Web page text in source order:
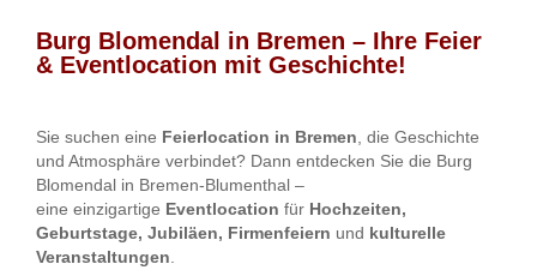
Burg Blomendal in Bremen – Ihre Feier
& Eventlocation mit Geschichte!
Sie suchen eine Feierlocation in Bremen , die Geschichte
und Atmosphäre verbindet? Dann entdecken Sie die Burg
Blomendal in Bremen-Blumenthal –
eine einzigartige Eventlocation für Hochzeiten,
Geburtstage, Jubiläen, Firmenfeiern und kulturelle
Veranstaltungen